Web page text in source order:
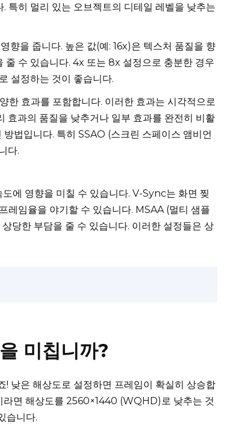
특히 멀리 있는 오브젝트의 디테일 레벨을 낮추는
향을 줍니다. 높은 값(예: 16x)은 텍스처 품질을 향
줄 수 있습니다. 4x 또는 8x 설정으로 충분한 경우
설정하는 것이 좋습니다.
한 효과를 포함합니다. 이러한 효과는 시각적으로
효과의 품질을 낮추거나 일부 효과를 완전히 비활
법입니다. 특히 SSAO (스크린 스페이스 앰비언
다.
에 영향을 미칠 수 있습니다. V-Sync는 화면 찢
레임율을 야기할 수 있습니다. MSAA (멀티 샘플
당한 부담을 줄 수 있습니다. 이러한 설정들은 상
미칩니까?
낮은 해상도로 설정하면 프레임이 확실히 상승합
라면 해상도를 2560×1440 (WQHD)로 낮추는 것
습니다.